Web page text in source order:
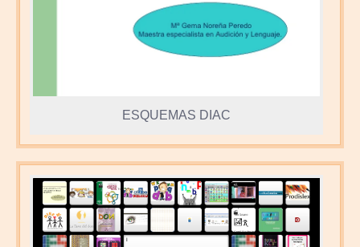
ESQUEMAS DIAC